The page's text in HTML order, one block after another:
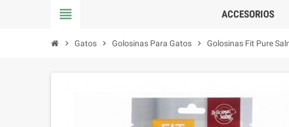
view_headline ACCESORIOS
chevron_right Gatos chevron_right Golosinas Para Gatos chevron_right Golosinas Fit Pure